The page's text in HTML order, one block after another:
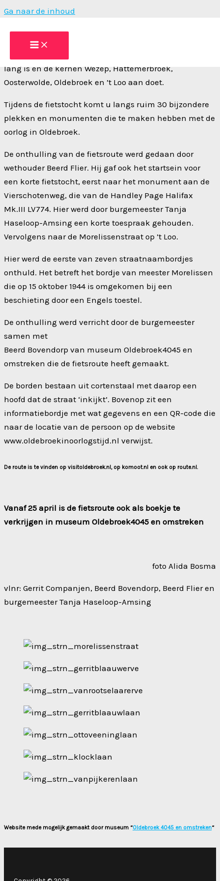
Ga naar de inhoud
Op 18 april 2026, 81 jaar na de bevrijding van Oldebroek
lang is en de kernen Wezep, Hattemerbroek,
Oosterwolde, Oldebroek en ’t Loo aan doet.
Tijdens de fietstocht komt u langs ruim 30 bijzondere
plekken en monumenten die te maken hebben met de
oorlog in Oldebroek.
De onthulling van de fietsroute werd gedaan door
wethouder Beerd Flier. Hij gaf ook het startsein voor
een korte fietstocht, eerst naar het monument aan de
Vierschotenweg, die van de Handley Page Halifax
Mk.III LV774. Hier werd door burgemeester Tanja
Haseloop-Amsing een korte toespraak gehouden.
Vervolgens naar de Morelissenstraat op ’t Loo.
Hier werd de eerste van zeven straatnaambordjes
onthuld. Het betreft het bordje van meester Morelissen
die op 15 oktober 1944 is omgekomen bij een
beschieting door een Engels toestel.
De onthulling werd verricht door de burgemeester
samen met
Beerd Bovendorp van museum Oldebroek4045 en
omstreken die de fietsroute heeft gemaakt.
De borden bestaan uit cortenstaal met daarop een
hoofd dat de straat ‘inkijkt’. Bovenop zit een
informatiebordje met wat gegevens en een QR-code die
naar de locatie van de persoon op de website
www.oldebroekinoorlogstijd.nl verwijst.
De route is te vinden op visitoldebroek.nl, op komoot.nl en ook op route.nl.
Vanaf 25 april is de fietsroute ook als boekje te
verkrijgen in museum Oldebroek4045 en omstreken
foto Alida Bosma
vlnr: Gerrit Companjen, Beerd Bovendorp, Beerd Flier en
burgemeester Tanja Haseloop-Amsing
Website mede mogelijk gemaakt door museum “Oldebroek 4045 en omstreken“